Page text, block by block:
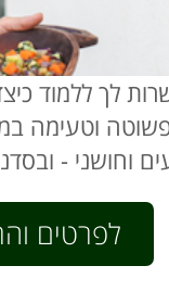
לך ללמוד
וטעימה
וחושני -
לפרטים